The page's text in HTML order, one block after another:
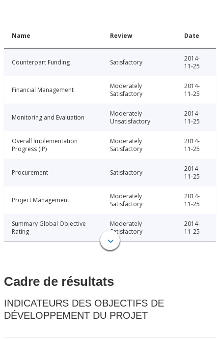
Name Review Date
Counterpart Funding Satisfactory
2014-
11-25
Financial Management
Moderately
Satisfactory
2014-
11-25
Monitoring and Evaluation
Moderately
Unsatisfactory
2014-
11-25
Overall Implementation
Progress (IP)
Moderately
Satisfactory
2014-
11-25
Procurement Satisfactory
2014-
11-25
Project Management
Moderately
Satisfactory
2014-
11-25
Summary Global Objective
Rating
Moderately
Satisfactory
2014-
11-25
Cadre de résultats
INDICATEURS DES OBJECTIFS DE
DÉVELOPPEMENT DU PROJET